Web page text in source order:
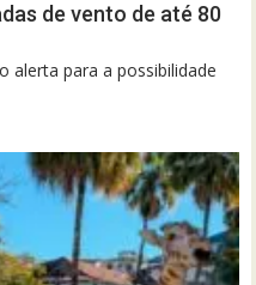
de vento de até 80
alerta para a possibilidade